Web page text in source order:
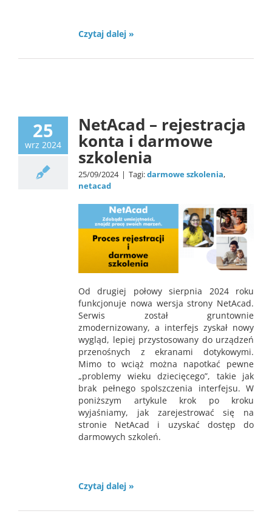
Czytaj dalej »
25
wrz 2024
NetAcad – rejestracja
konta i darmowe
szkolenia
25/09/2024 | Tagi:darmowe szkolenia,
netacad
Od drugiej połowy sierpnia 2024 roku
funkcjonuje nowa wersja strony NetAcad.
Serwis został gruntownie
zmodernizowany, a interfejs zyskał nowy
wygląd, lepiej przystosowany do urządzeń
przenośnych z ekranami dotykowymi.
Mimo to wciąż można napotkać pewne
„problemy wieku dziecięcego”, takie jak
brak pełnego spolszczenia interfejsu. W
poniższym artykule krok po kroku
wyjaśniamy, jak zarejestrować się na
stronie NetAcad i uzyskać dostęp do
darmowych szkoleń.
Czytaj dalej »